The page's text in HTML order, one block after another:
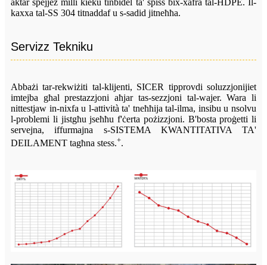
kaxxa tal-SS 304 titnaddaf u s-sadid jitneħħa.
Servizz Tekniku
Abbażi tar-rekwiżiti tal-klijenti, SICER tipprovdi soluzzjonijiet
imtejba għal prestazzjoni aħjar tas-sezzjoni tal-wajer. Wara li
nittestjaw in-nixfa u l-attività ta' tneħħija tal-ilma, insibu u nsolvu
l-problemi li jistgħu jseħħu f'ċerta pożizzjoni. B'bosta proġetti li
servejna, iffurmajna s-SISTEMA KWANTITATIVA TA'
DEILAMENT tagħna stess.+.